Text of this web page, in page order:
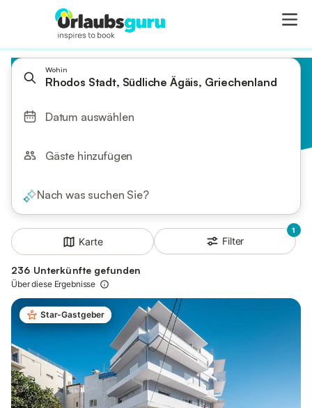
Wohin
Rhodos Stadt, Südliche Ägäis, Griechenland
Datum auswählen
Gäste hinzufügen
Nach was suchen Sie?
Karte
1
Filter
236 Unterkünfte gefunden
Über diese Ergebnisse
Star-Gastgeber